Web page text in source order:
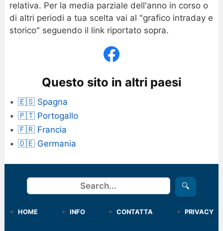
relativa. Per la media parziale dell'anno in corso o
di altri periodi a tua scelta vai al "grafico intraday e
storico" seguendo il link riportato sopra.
Questo sito in altri paesi
🇪🇸 Spagna
🇵🇹 Portogallo
🇫🇷 Francia
🇩🇪 Germania
Cerca 🔍
HOME INFO CONTATTA PRIVACY